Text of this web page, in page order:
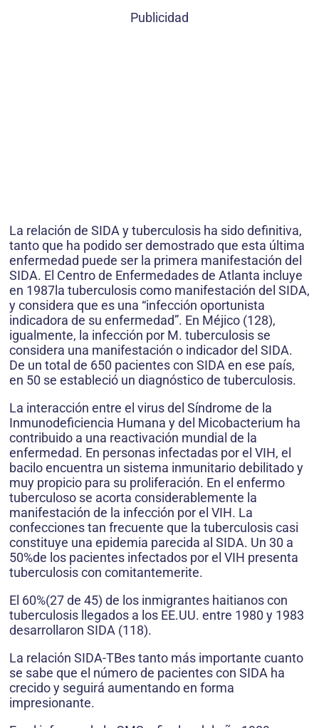
Publicidad
La relación de SIDA y tuberculosis ha sido definitiva,
tanto que ha podido ser demostrado que esta última
enfermedad puede ser la primera manifestación del
SIDA. El Centro de Enfermedades de Atlanta incluye
en 1987la tuberculosis como manifestación del SIDA,
y considera que es una “infección oportunista
indicadora de su enfermedad”. En Méjico (128),
igualmente, la infección por M. tuberculosis se
considera una manifestación o indicador del SIDA.
De un total de 650 pacientes con SIDA en ese país,
en 50 se estableció un diagnóstico de tuberculosis.
La interacción entre el virus del Síndrome de la
Inmunodeficiencia Humana y del Micobacterium ha
contribuido a una reactivación mundial de la
enfermedad. En personas infectadas por el VIH, el
bacilo encuentra un sistema inmunitario debilitado y
muy propicio para su proliferación. En el enfermo
tuberculoso se acorta considerablemente la
manifestación de la infección por el VIH. La
confecciones tan frecuente que la tuberculosis casi
constituye una epidemia parecida al SIDA. Un 30 a
50%de los pacientes infectados por el VIH presenta
tuberculosis con comitantemerite.
El 60%(27 de 45) de los inmigrantes haitianos con
tuberculosis llegados a los EE.UU. entre 1980 y 1983
desarrollaron SIDA (118).
La relación SIDA-TBes tanto más importante cuanto
se sabe que el número de pacientes con SIDA ha
crecido y seguirá aumentando en forma
impresionante.